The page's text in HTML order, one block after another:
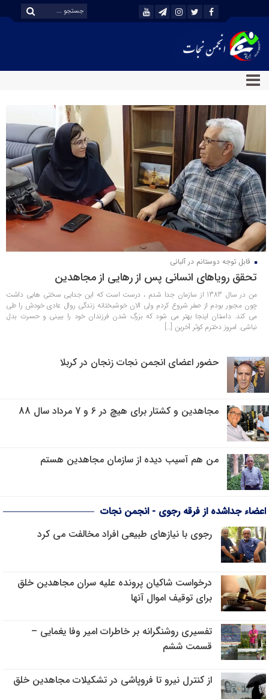
قابل توجه دوستانم در آلبانی
تحقق رویاهای انسانی پس از رهایی از مجاهدین
من در سال 1383 از سازمان جدا شدم ، درست است که این جدایی سختی هایی داشت
چون مجبور بودم از صفر شروع کردم ولی الان خوشبختانه زندگی روال عادی خودش را طی
می کند. داستان اینجا بهتر می شود که بزرگ شدن فرزندان خود را ببینی و حسرت بدل
نباشی. امروز دخترم کوثر آخرین […]
حضور اعضای انجمن نجات زنجان در کربلا
مجاهدین و کشتار برای هیچ در 6 و 7 مرداد سال 88
من هم آسیب دیده از سازمان مجاهدین هستم
اعضاء جداشده از فرقه رجوی - انجمن نجات
رجوی با نیازهای طبیعی افراد مخالفت می کرد
درخواست شاکیان پرونده علیه سران مجاهدین خلق
برای توقیف اموال آنها
تفسیری روشنگرانه بر خاطرات امیر وفا یغمایی –
قسمت ششم
از کنترل نیرو تا فروپاشی در تشکیلات مجاهدین خلق